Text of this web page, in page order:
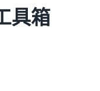
具箱